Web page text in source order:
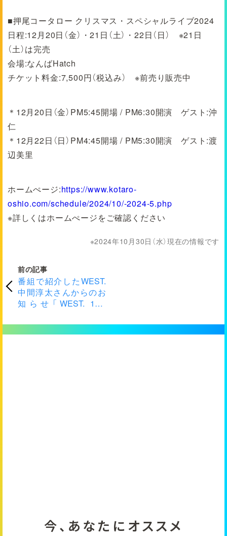
■押尾コータロー クリスマス・スペシャルライブ2024
日程:12月20日（金）・21日（土）・22日（日） ※21日
（土）は完売
会場:なんばHatch
チケット料金:7,500円（税込み） ※前売り販売中
＊12月20日（金）PM5:45開場 / PM6:30開演 ゲスト:沖
仁
＊12月22日（日）PM4:45開場 / PM5:30開演 ゲスト:渡
辺美里
ホームぺージ:https://www.kotaro-
oshio.com/schedule/2024/10/-2024-5.php
※詳しくはホームぺージをご確認ください
2024年10月30日（水）現在の情報です
前の記事
番組で紹介したWEST.
中間淳太さんからのお
知らせ「WEST. 10th
AWARD」
今、あなたにオススメ